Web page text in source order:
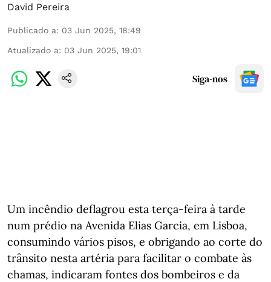
David Pereira
Publicado a: 03 Jun 2025, 18:49
Atualizado a: 03 Jun 2025, 19:01
Siga-nos
Um incêndio deflagrou esta terça-feira à tarde
num prédio na Avenida Elias Garcia, em Lisboa,
consumindo vários pisos, e obrigando ao corte do
trânsito nesta artéria para facilitar o combate às
chamas, indicaram fontes dos bombeiros e da